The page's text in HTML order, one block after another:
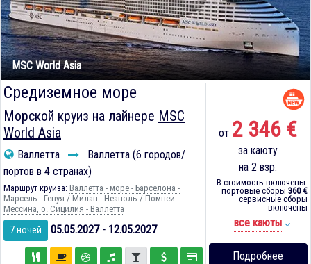
MSC World Asia
Средиземное море
Морской круиз на лайнере MSC
World Asia
Валлетта
Валлетта (6 городов/
портов в 4 странах)
Маршрут круиза: Валлетта - море - Барселона -
Марсель - Генуя / Милан - Неаполь / Помпеи -
Мессина, о. Сицилия - Валлетта
7 ночей 05.05.2027 - 12.05.2027
от 2 346 €
за каюту
на 2 взр.
В стоимость включены:
портовые сборы 360 €
сервисные сборы
включены
все каюты
Подробнее